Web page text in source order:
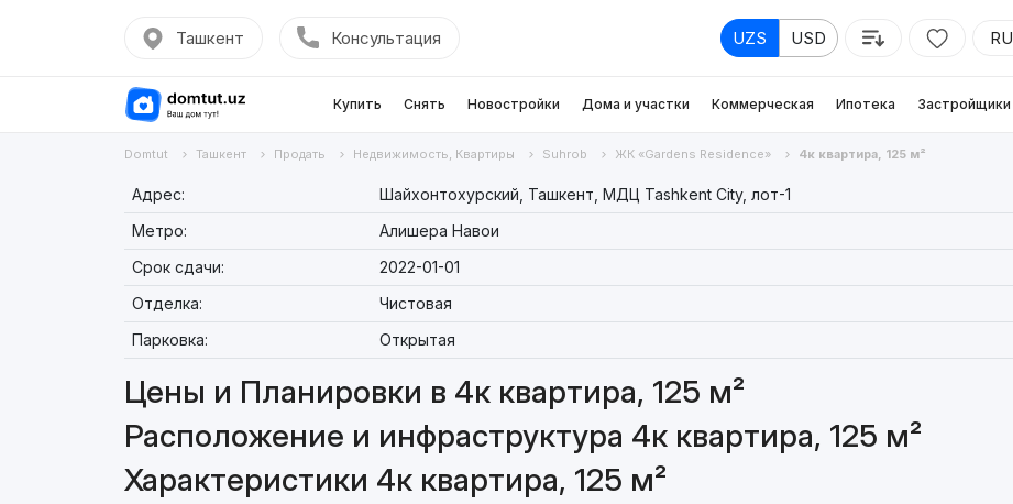
Ташкент Консультация UZS USD RU
Купить Снять Новостройки Дома и участки Коммерческая Ипотека Застройщики
Domtut Ташкент Продать Недвижимость, Квартиры Suhrob ЖК «Gardens Residence» 4к квартира, 125 м²
Адрес:
Шайхонтохурский, Ташкент, МДЦ Tashkent City, лот-1
Метро:
Алишера Навои
Срок сдачи:
2022-01-01
Отделка:
Чистовая
Парковка:
Открытая
Цены и Планировки в 4к квартира, 125 м²
Расположение и инфраструктура 4к квартира, 125 м²
Характеристики 4к квартира, 125 м²